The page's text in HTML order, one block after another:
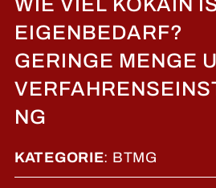
WIE VIEL KOKAIN
EIGENBEDARF?
GERINGE MENGE
NG
KATEGORIE: BTMG